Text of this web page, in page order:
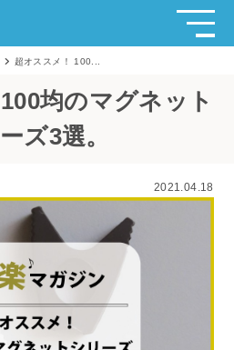
超オススメ！ 100...
均のマグネット
ズ3選。
2021.04.18